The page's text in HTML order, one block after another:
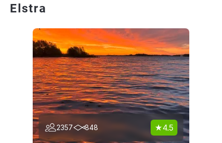
Elstra
2357 848 4.5